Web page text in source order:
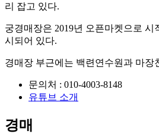
리 잡고 있다.
궁경매장은 2019년 오픈마켓으로
시되어 있다.
경매장 부근에는 백련연수원과 마
문의처 : 010-4003-8148
유튜브 소개
경매